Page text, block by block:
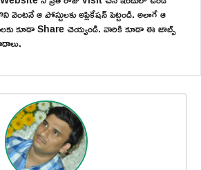
ఆ పోస్టులకు అప్లికేషన్ పెట్టండి. అలాగే ఆ
కూడా Share చెయ్యండి. వారికి కూడా ఈ జాబ్స్